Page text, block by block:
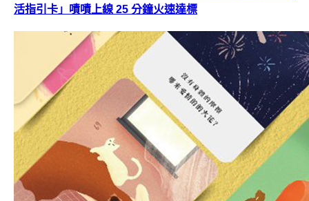
活指引卡」嘖嘖上線 25 分鐘火速達標